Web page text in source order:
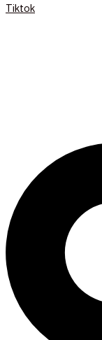
Tiktok